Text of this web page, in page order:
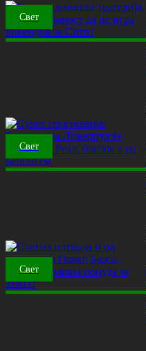
Свет
Свет
Свет